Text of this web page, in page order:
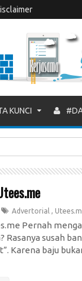
KUNCI
Advertorial ,
Pernah
Rasanya susah
Karena baju